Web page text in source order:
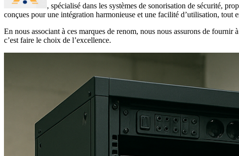
, spécialisé dans les systèmes de sonorisation de sécurité,
conçues pour une intégration harmonieuse et une facilité d’utilisation, tout
En nous associant à ces marques de renom, nous nous assurons de
c’est faire le choix de l’excellence.